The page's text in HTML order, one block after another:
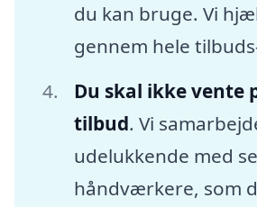
du kan bruge. Vi
gennem hele
Du skal ikke vente
tilbud. Vi
udelukkende med
håndværkere, som